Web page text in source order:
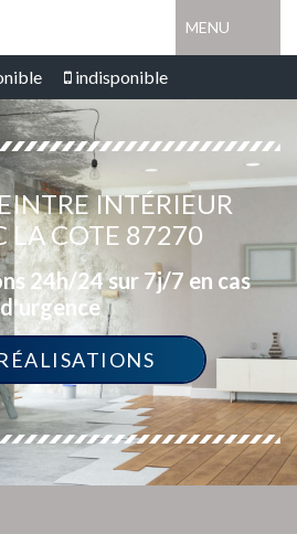
MENU
indisponible
INTÉRIEUR
LA COTE 87270
24h/24 sur 7j/7 en cas
d'urgence